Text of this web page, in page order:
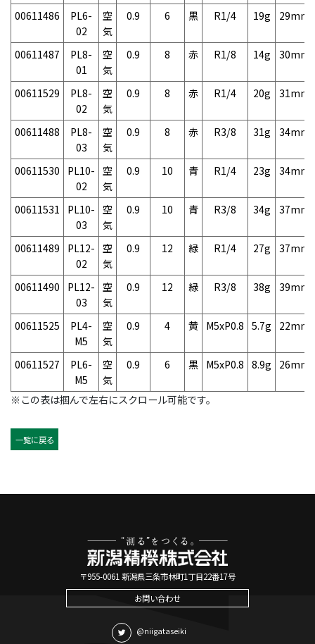
00611486
PL6-
02
空
気
0.9 6 黒 R1/4 19g 29mm
00611487
PL8-
01
空
気
0.9 8 赤 R1/8 14g 30mm
00611529
PL8-
02
空
気
0.9 8 赤 R1/4 20g 31mm
00611488
PL8-
03
空
気
0.9 8 赤 R3/8 31g 34mm
00611530
PL10-
02
空
気
0.9 10 青 R1/4 23g 34mm
00611531
PL10-
03
空
気
0.9 10 青 R3/8 34g 37mm
00611489
PL12-
02
空
気
0.9 12 緑 R1/4 27g 37mm
00611490
PL12-
03
空
気
0.9 12 緑 R3/8 38g 39mm
00611525
PL4-
M5
空
気
0.9 4 黄 M5xP0.8 5.7g 22mm
00611527
PL6-
M5
空
気
0.9 6 黒 M5xP0.8 8.9g 26mm
※この表は掴んで左右にスクロール可能です。
一覧に戻る
〒955-0061 新潟県三条市林町1丁目22番17号
お問い合わせ
@niigataseiki